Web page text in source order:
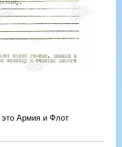
это Армия и Флот